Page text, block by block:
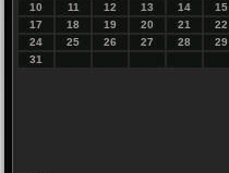
10
11 12 13 14 15
17
18 19 20 21 22
24
25 26 27 28 29
31